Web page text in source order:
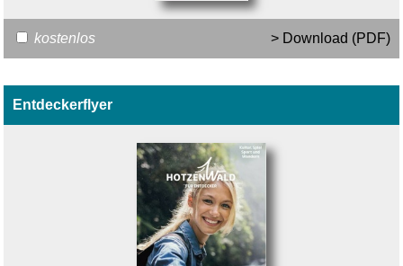
kostenlos > Download (PDF)
Entdeckerflyer